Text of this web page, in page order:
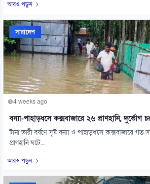
আরও পড়ুন
সারাদেশ
4 weeks ago
বন্যা-পাহাড়ধসে কক্সবাজারে ২৬ প্রাণহানি, দুর্ভোগ
টানা ভারী বর্ষণে সৃষ্ট বন্যা ও পাহাড়ধসে কক্সবাজারে
প্রাণহানি ঘটে...
আরও পড়ুন